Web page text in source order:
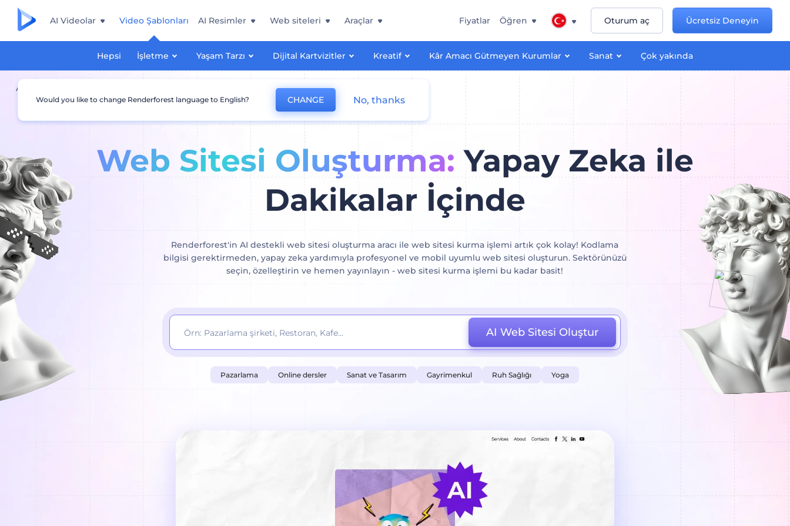
AI Videolar Video Şablonları
Hepsi İşletme Yaşam Tarzı Dijital Kartvizitler Kreatif Kâr Amacı Gütmeyen Kurumlar Sanat Çok yakında
AI Resimler Web siteleri Araçlar Fiyatlar Öğren Oturum aç Ücretsiz Deneyin
Anasayfa
Web Sitesi Oluşturma: Yapay Zeka ile
Dakikalar İçinde
Renderforest'in AI destekli web sitesi oluşturma aracı ile web sitesi kurma işlemi artık çok kolay! Kodlama
bilgisi gerektirmeden, yapay zeka yardımıyla profesyonel ve mobil uyumlu web sitesi oluşturun. Sektörünüzü
seçin, özelleştirin ve hemen yayınlayın - web sitesi kurma işlemi bu kadar basit!
AI Web Sitesi Oluştur
Pazarlama Online dersler Sanat ve Tasarım Gayrimenkul Ruh Sağlığı Yoga
Would you like to change Renderforest language to English? CHANGE No, thanks